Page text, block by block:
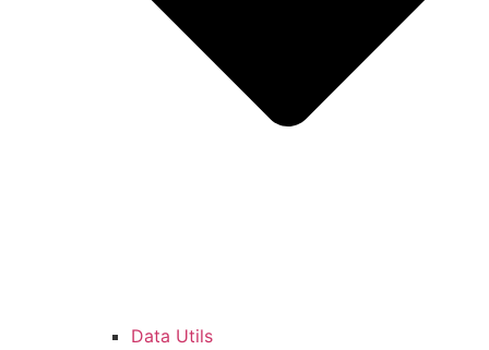
Data Utils